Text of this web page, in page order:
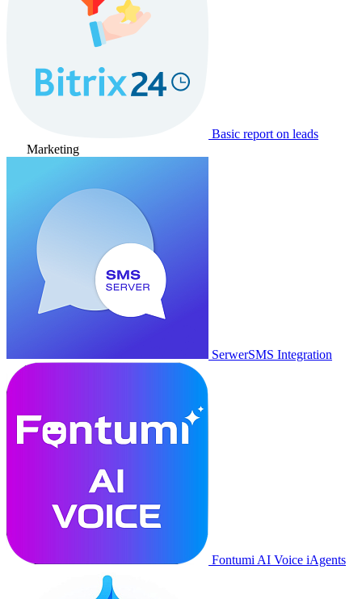
Basic report on leads
Marketing
SerwerSMS Integration
Fontumi AI Voice iAgents